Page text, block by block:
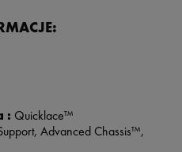
: Quicklace™
Advanced Chassis™,